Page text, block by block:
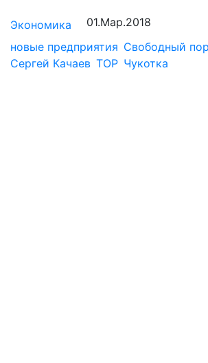
Экономика
01.Мар.2018
новые предприятия Свободный
Сергей Качаев ТОР Чукотка